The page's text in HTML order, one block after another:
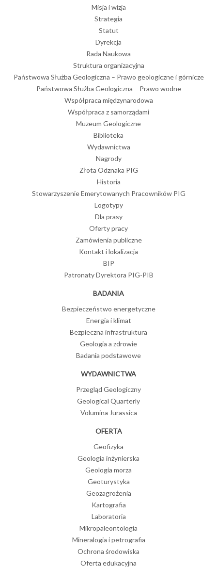
Misja i wizja
Strategia
Statut
Dyrekcja
Rada Naukowa
Struktura organizacyjna
Państwowa Służba Geologiczna – Prawo geologiczne i górnicze
Państwowa Służba Geologiczna – Prawo wodne
Współpraca międzynarodowa
Współpraca z samorządami
Muzeum Geologiczne
Biblioteka
Wydawnictwa
Nagrody
Złota Odznaka PIG
Historia
Stowarzyszenie Emerytowanych Pracowników PIG
Logotypy
Dla prasy
Oferty pracy
Zamówienia publiczne
Kontakt i lokalizacja
BIP
Patronaty Dyrektora PIG-PIB
BADANIA
Bezpieczeństwo energetyczne
Energia i klimat
Bezpieczna infrastruktura
Geologia a zdrowie
Badania podstawowe
WYDAWNICTWA
Przegląd Geologiczny
Geological Quarterly
Volumina Jurassica
OFERTA
Geofizyka
Geologia inżynierska
Geologia morza
Geoturystyka
Geozagrożenia
Kartografia
Laboratoria
Mikropaleontologia
Mineralogia i petrografia
Ochrona środowiska
Oferta edukacyjna